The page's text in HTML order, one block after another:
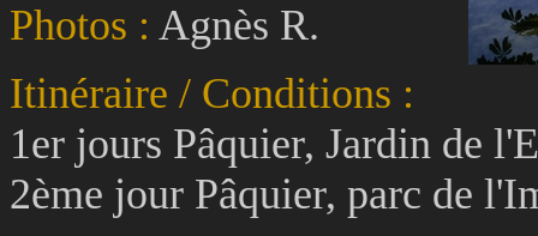
Photos : Agnès R.
Itinéraire / Conditions :
1er jours Pâquier, Jardin de
2ème jour Pâquier, parc de